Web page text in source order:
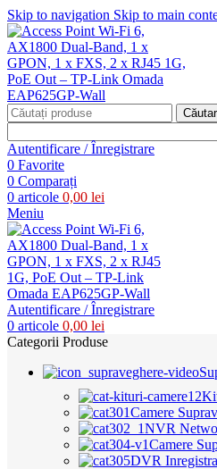
Skip to navigation Skip to main
Autentificare / Înregistrare
0 Favorite
0 Comparați
0 articole 0,00 lei
Meniu
Autentificare / Înregistrare
0 articole 0,00 lei
Categorii Produse
Camere
NVR
Camere
DVR